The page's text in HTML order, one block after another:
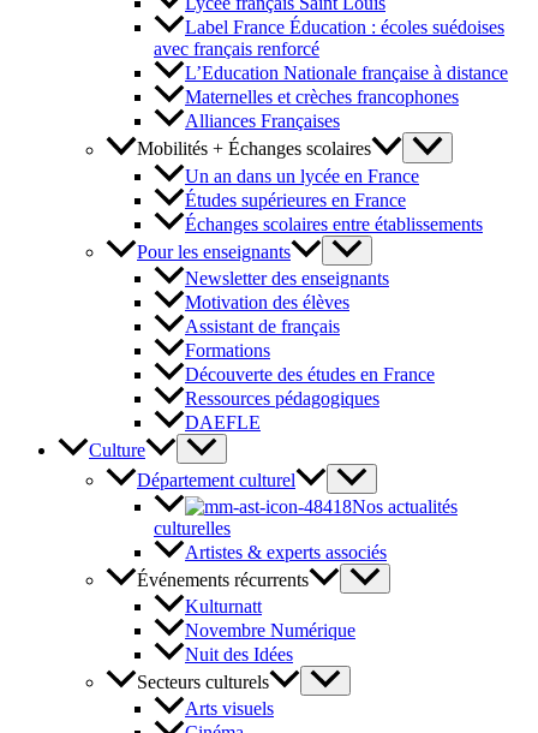
Label France Éducation : écoles suédoises
avec français renforcé
L’Education Nationale française à distance
Maternelles et crèches francophones
Alliances Françaises
Mobilités + Échanges scolaires
Un an dans un lycée en France
Études supérieures en France
Échanges scolaires entre établissements
Pour les enseignants
Newsletter des enseignants
Motivation des élèves
Assistant de français
Formations
Découverte des études en France
Ressources pédagogiques
DAEFLE
Culture
Département culturel
Nos actualités
culturelles
Artistes & experts associés
Événements récurrents
Kulturnatt
Novembre Numérique
Nuit des Idées
Secteurs culturels
Arts visuels